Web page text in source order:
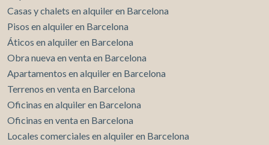
contrato de arrendamiento de vivienda en los últimos 5
años.Este propietario ostenta la condición de gran
tenedor.
Casas y chalets en alquiler en Barcelona
Pisos en alquiler en Barcelona
Áticos en alquiler en Barcelona
Obra nueva en venta en Barcelona
Apartamentos en alquiler en Barcelona
Terrenos en venta en Barcelona
Oficinas en alquiler en Barcelona
Oficinas en venta en Barcelona
Locales comerciales en alquiler en Barcelona